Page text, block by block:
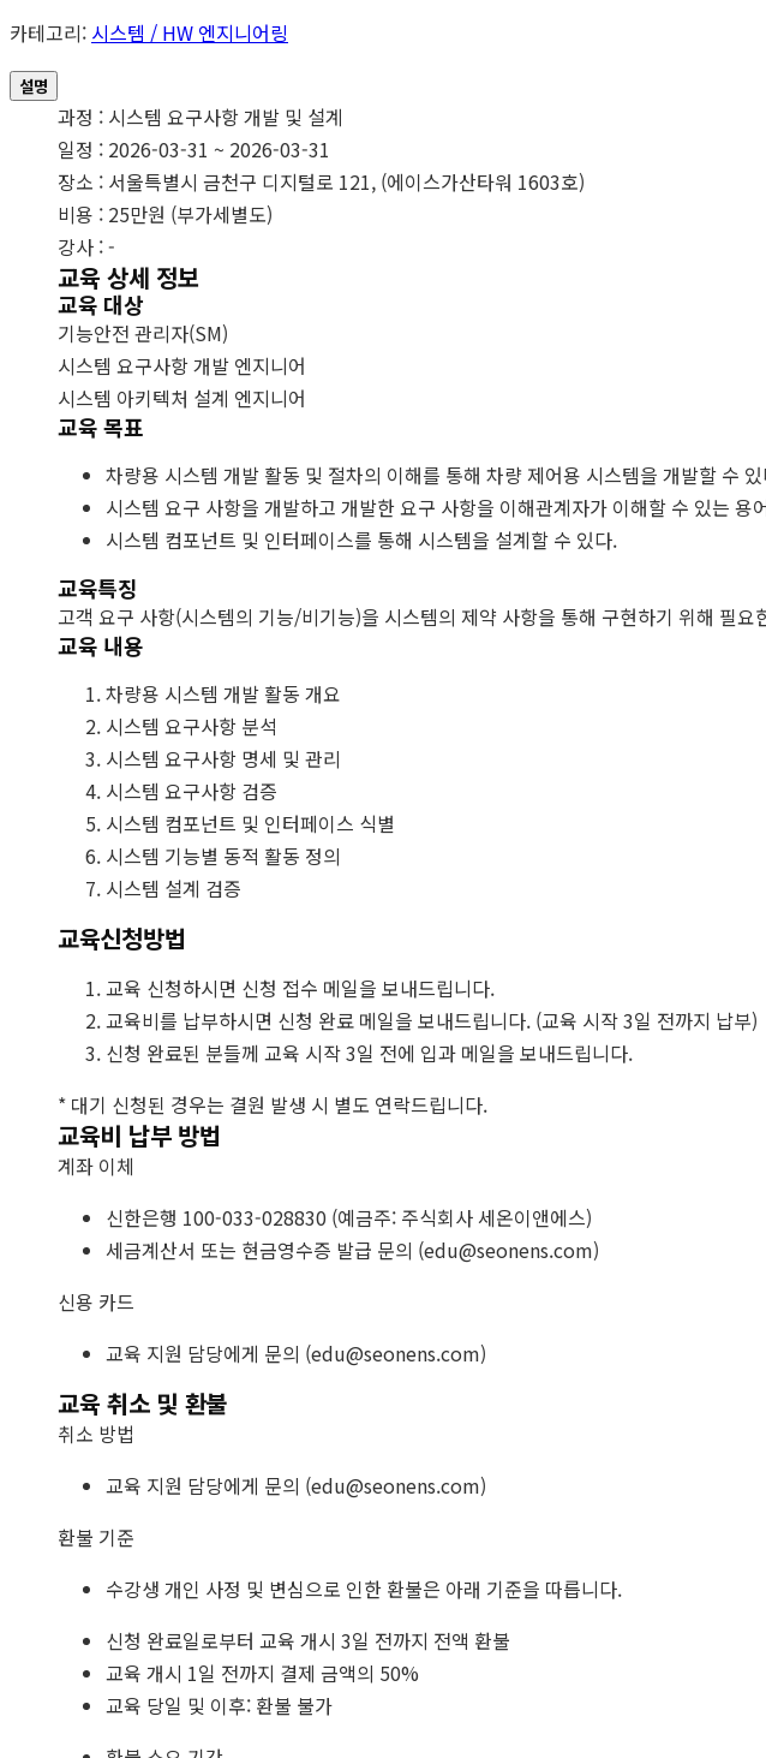
카테고리: 시스템 / HW 엔지니어링
설명
과정 : 시스템 요구사항 개발 및 설계
일정 : 2026-03-31 ~ 2026-03-31
장소 : 서울특별시 금천구 디지털로 121, (에이스가산타워 1603호)
비용 : 25만원 (부가세별도)
강사 : -
교육 상세 정보
교육 대상
기능안전 관리자(SM)
시스템 요구사항 개발 엔지니어
시스템 아키텍처 설계 엔지니어
교육 목표
차량용 시스템 개발 활동 및 절차의 이해를 통해 차량 제어용 시스템을 개발할 수
시스템 요구 사항을 개발하고 개발한 요구 사항을 이해관계자가 이해할 수 있는 용
시스템 컴포넌트 및 인터페이스를 통해 시스템을 설계할 수 있다.
교육특징
고객 요구 사항(시스템의 기능/비기능)을 시스템의 제약 사항을 통해 구현하기 위해 필
교육 내용
차량용 시스템 개발 활동 개요
시스템 요구사항 분석
시스템 요구사항 명세 및 관리
시스템 요구사항 검증
시스템 컴포넌트 및 인터페이스 식별
시스템 기능별 동적 활동 정의
시스템 설계 검증
교육신청방법
교육 신청하시면 신청 접수 메일을 보내드립니다.
교육비를 납부하시면 신청 완료 메일을 보내드립니다. (교육 시작 3일 전까지 납부)
신청 완료된 분들께 교육 시작 3일 전에 입과 메일을 보내드립니다.
* 대기 신청된 경우는 결원 발생 시 별도 연락드립니다.
교육비 납부 방법
계좌 이체
신한은행 100-033-028830 (예금주: 주식회사 세온이앤에스)
세금계산서 또는 현금영수증 발급 문의 (edu@seonens.com)
신용 카드
교육 지원 담당에게 문의 (edu@seonens.com)
교육 취소 및 환불
취소 방법
교육 지원 담당에게 문의 (edu@seonens.com)
환불 기준
수강생 개인 사정 및 변심으로 인한 환불은 아래 기준을 따릅니다.
신청 완료일로부터 교육 개시 3일 전까지 전액 환불
교육 개시 1일 전까지 결제 금액의 50%
교육 당일 및 이후: 환불 불가